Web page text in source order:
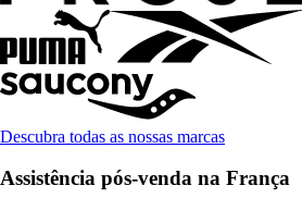
Descubra todas as nossas marcas
Assistência pós-venda na França